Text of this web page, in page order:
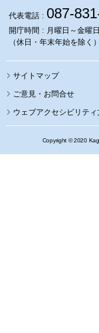
代表電話 : 087-
開庁時間 : 月曜日～金曜
（休日・年末年始を除く）
サイトマップ
ウェブアクセシビリティ
Copyright © 2020